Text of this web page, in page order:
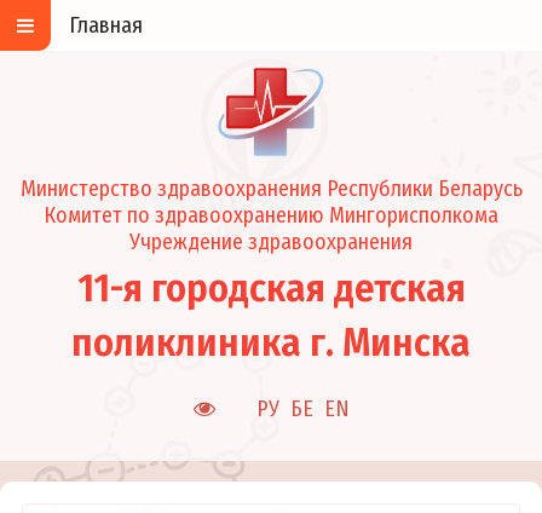
Министерство здравоохранения Республики Беларусь
Комитет по здравоохранению Мингорисполкома
Учреждение здравоохранения
11-я городская детская
поликлиника г. Минска
РУ БЕ EN
Главная